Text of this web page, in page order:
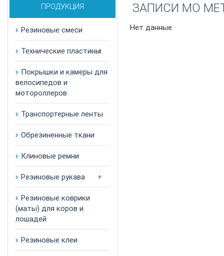
ПРОДУКЦИЯ
Резиновые смеси
Технические пластины
Покрышки и камеры для
велосипедов и
мотороллеров
Транспортерные ленты
Обрезиненные ткани
Клиновые ремни
Резиновые рукава
Резиновые коврики
(маты) для коров и
лошадей
Резиновые клеи
ЗАПИСИ МО
Нет данные